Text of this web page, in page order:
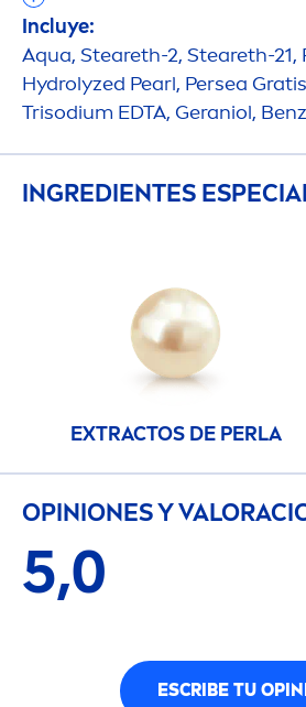
Incluye:
Aqua, Steareth-2, Steareth-21,
Hydrolyzed Pearl, Persea
Trisodium EDTA, Geraniol,
INGREDIENTES
EXTRACTOS DE PERLA
OPINIONES Y
5,0
ESCRIBE TU